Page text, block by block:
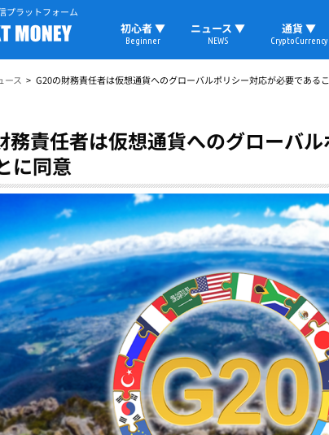
プラットフォーム
初心者 ▼
Beginner
ニュース ▼
NEWS
通貨 ▼
CryptoCurrency
ース G20の財務責任者は仮想通貨へのグローバルポリシー対応が必要である
務責任者は仮想通貨へのグローバ
に同意